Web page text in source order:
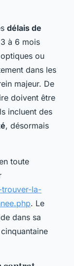
délais de
à 6 mois
ou
dans les
majeur. De
doivent être
incluent des
, désormais
toute
la-
. Le
dans sa